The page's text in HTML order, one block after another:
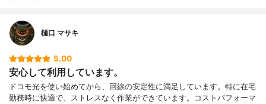
樋口 マサキ
5.00
安心して利用しています。
ドコモ光を使い始めてから、回線の安定性に満足しています。特に在宅
勤務時に快適で、ストレスなく作業ができています。コストパフォーマ